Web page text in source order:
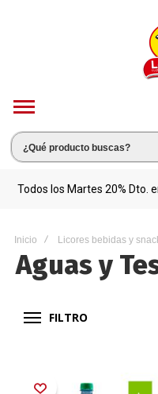
Todos los Martes 20% Dto.
Inicio Licores bebidas y
Aguas y
FILTRO
Añadir a la Lista de Deseos